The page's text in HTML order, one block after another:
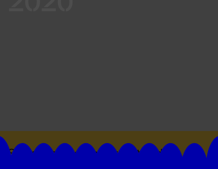
Suivez toutes les actualités du